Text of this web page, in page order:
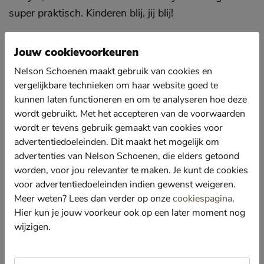
super praktisch. Kinderen blij, jij blij!
Skechers Razor Grip
Klittenbandschoenen - groen
€ 69,99
69,99
Skechers S Lights
Jouw cookievoorkeuren
Nelson Schoenen maakt gebruik van cookies en
vergelijkbare technieken om haar website goed te
kunnen laten functioneren en om te analyseren hoe deze
wordt gebruikt. Met het accepteren van de voorwaarden
wordt er tevens gebruik gemaakt van cookies voor
advertentiedoeleinden. Dit maakt het mogelijk om
advertenties van Nelson Schoenen, die elders getoond
worden, voor jou relevanter te maken. Je kunt de cookies
voor advertentiedoeleinden indien gewenst weigeren.
Meer weten? Lees dan verder op onzecookiespagina.
Hier kun je jouw voorkeur ook op een later moment nog
wijzigen.